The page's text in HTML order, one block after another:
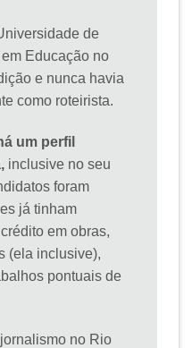
de
Educação no
e nunca havia
como roteirista.
um perfil
inclusive no seu
foram
já tinham
em obras,
(ela inclusive),
pontuais de
no Rio